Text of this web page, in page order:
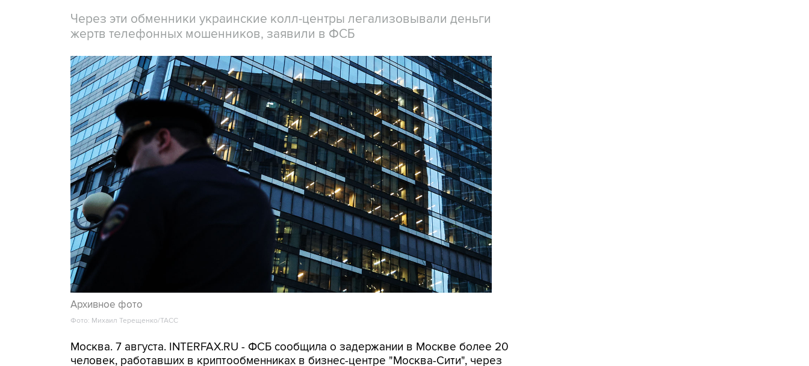
Через эти обменники украинские колл-центры легализовывали деньги
жертв телефонных мошенников, заявили в ФСБ
Архивное фото
Фото: Михаил Терещенко/ТАСС
Москва. 7 августа. INTERFAX.RU - ФСБ сообщила о задержании в Москве более 20
человек, работавших в криптообменниках в бизнес-центре "Москва-Сити", через